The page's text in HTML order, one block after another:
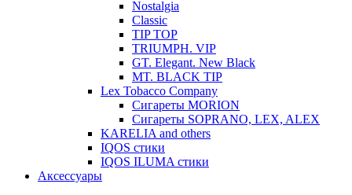
Nostalgia
Classic
TIP TOP
TRIUMPH. VIP
GT. Elegant. New Black
MT. BLACK TIP
Lex Tobacco Company
Сигареты MORION
Сигареты SOPRANO, LEX, ALEX
KARELIA and others
IQOS стики
IQOS ILUMA стики
Аксессуары